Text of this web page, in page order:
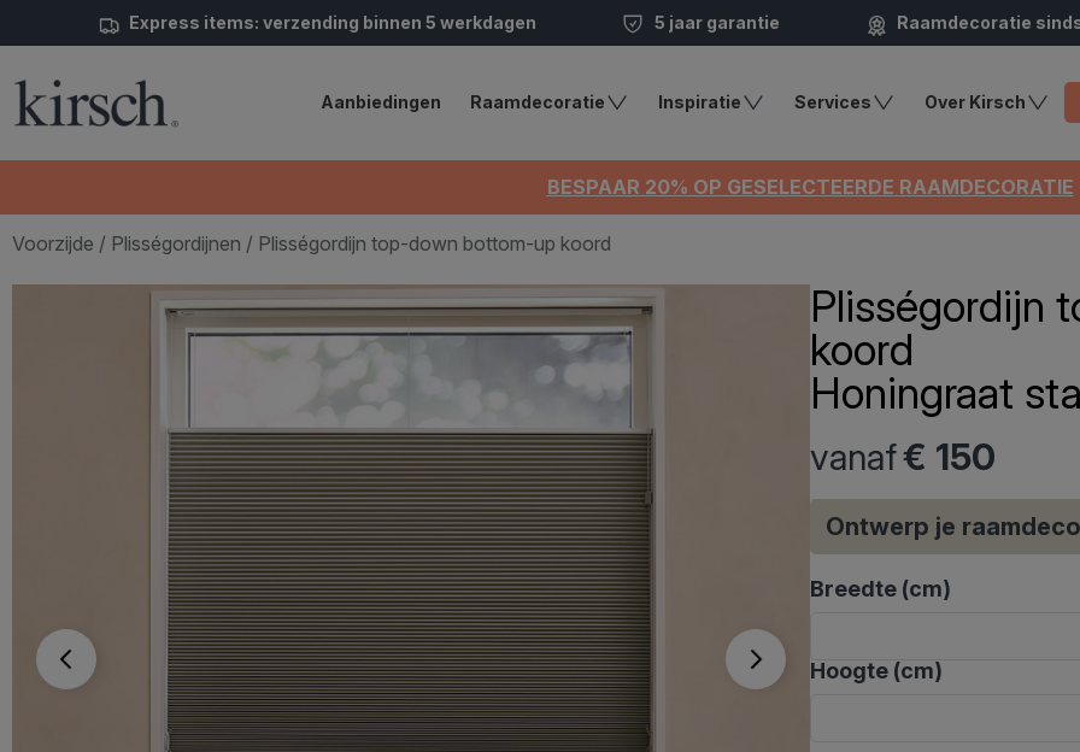
Express items: verzending binnen 5 werkdagen 5 jaar garantie Raamdecoratie
Aanbiedingen Raamdecoratie Inspiratie Services Over Kirsch
BESPAAR 20% OP GESELECTEERDE RAAMDECORATIE
Voorzijde / Plisségordijnen / Plisségordijn top-down bottom-up koord
Plisségordijn
koord
Honingraat
vanaf€ 150
Ontwerp je
Breedte (cm)
Hoogte (cm)